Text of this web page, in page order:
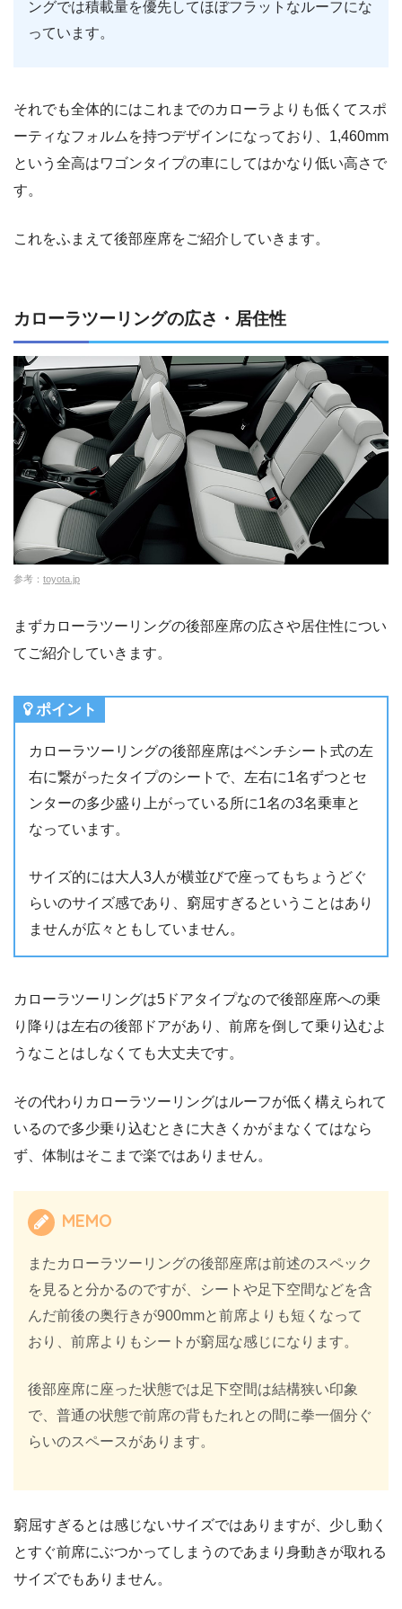
ングでは積載量を優先してほぼフラットなルーフにな
っています。
それでも全体的にはこれまでのカローラよりも低くてスポ
ーティなフォルムを持つデザインになっており、1,460mm
という全高はワゴンタイプの車にしてはかなり低い高さで
す。
これをふまえて後部座席をご紹介していきます。
カローラツーリングの広さ・居住性
参考： toyota.jp
まずカローラツーリングの後部座席の広さや居住性につい
てご紹介していきます。
ポイント
カローラツーリングの後部座席はベンチシート式の左
右に繋がったタイプのシートで、左右に1名ずつとセ
ンターの多少盛り上がっている所に1名の3名乗車と
なっています。
サイズ的には大人3人が横並びで座ってもちょうどぐ
らいのサイズ感であり、窮屈すぎるということはあり
ませんが広々ともしていません。
カローラツーリングは5ドアタイプなので後部座席への乗
り降りは左右の後部ドアがあり、前席を倒して乗り込むよ
うなことはしなくても大丈夫です。
その代わりカローラツーリングはルーフが低く構えられて
いるので多少乗り込むときに大きくかがまなくてはなら
ず、体制はそこまで楽ではありません。
MEMO
またカローラツーリングの後部座席は前述のスペック
を見ると分かるのですが、シートや足下空間などを含
んだ前後の奥行きが900mmと前席よりも短くなって
おり、前席よりもシートが窮屈な感じになります。
後部座席に座った状態では足下空間は結構狭い印象
で、普通の状態で前席の背もたれとの間に拳一個分ぐ
らいのスペースがあります。
窮屈すぎるとは感じないサイズではありますが、少し動く
とすぐ前席にぶつかってしまうのであまり身動きが取れる
サイズでもありません。